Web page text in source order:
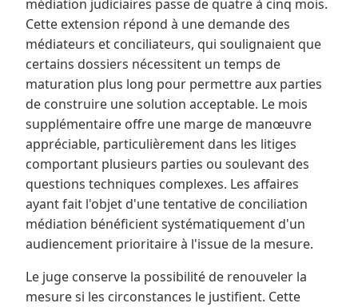
médiation judiciaires passe de quatre à cinq mois.
Cette extension répond à une demande des
médiateurs et conciliateurs, qui soulignaient que
certains dossiers nécessitent un temps de
maturation plus long pour permettre aux parties
de construire une solution acceptable. Le mois
supplémentaire offre une marge de manœuvre
appréciable, particulièrement dans les litiges
comportant plusieurs parties ou soulevant des
questions techniques complexes. Les affaires
ayant fait l'objet d'une tentative de conciliation
médiation bénéficient systématiquement d'un
audiencement prioritaire à l'issue de la mesure.
Le juge conserve la possibilité de renouveler la
mesure si les circonstances le justifient. Cette